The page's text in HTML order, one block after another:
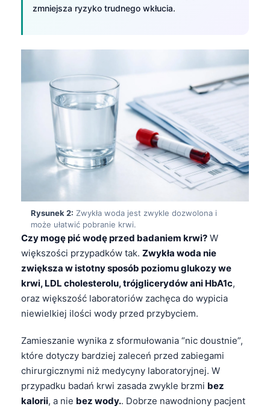
zmniejsza ryzyko trudnego wkłucia.
Rysunek 2: Zwykła woda jest zwykle dozwolona i
może ułatwić pobranie krwi.
Czy mogę pić wodę przed badaniem krwi? W
większości przypadków tak. Zwykła woda nie
zwiększa w istotny sposób poziomu glukozy we
krwi, LDL cholesterolu, trójglicerydów ani HbA1c,
oraz większość laboratoriów zachęca do wypicia
niewielkiej ilości wody przed przybyciem.
Zamieszanie wynika z sformułowania “nic doustnie”,
które dotyczy bardziej zaleceń przed zabiegami
chirurgicznymi niż medycyny laboratoryjnej. W
przypadku badań krwi zasada zwykle brzmi bez
kalorii, a nie bez wody.. Dobrze nawodniony pacjent